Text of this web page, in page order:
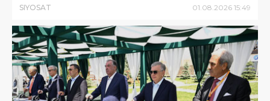
SIYOSAT 01.08.2026 15:49